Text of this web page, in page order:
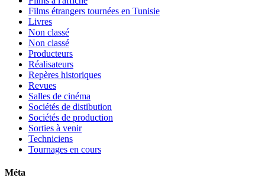
Films étrangers tournées en Tunisie
Livres
Non classé
Non classé
Producteurs
Réalisateurs
Repères historiques
Revues
Salles de cinéma
Sociétés de distibution
Sociétés de production
Sorties à venir
Techniciens
Tournages en cours
Méta